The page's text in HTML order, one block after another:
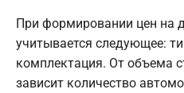
При формировании цен на
учитывается следующее:
комплектация. От объема
зависит количество